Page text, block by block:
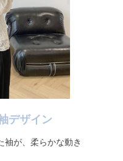
デザイン
袖が、柔らかな動き